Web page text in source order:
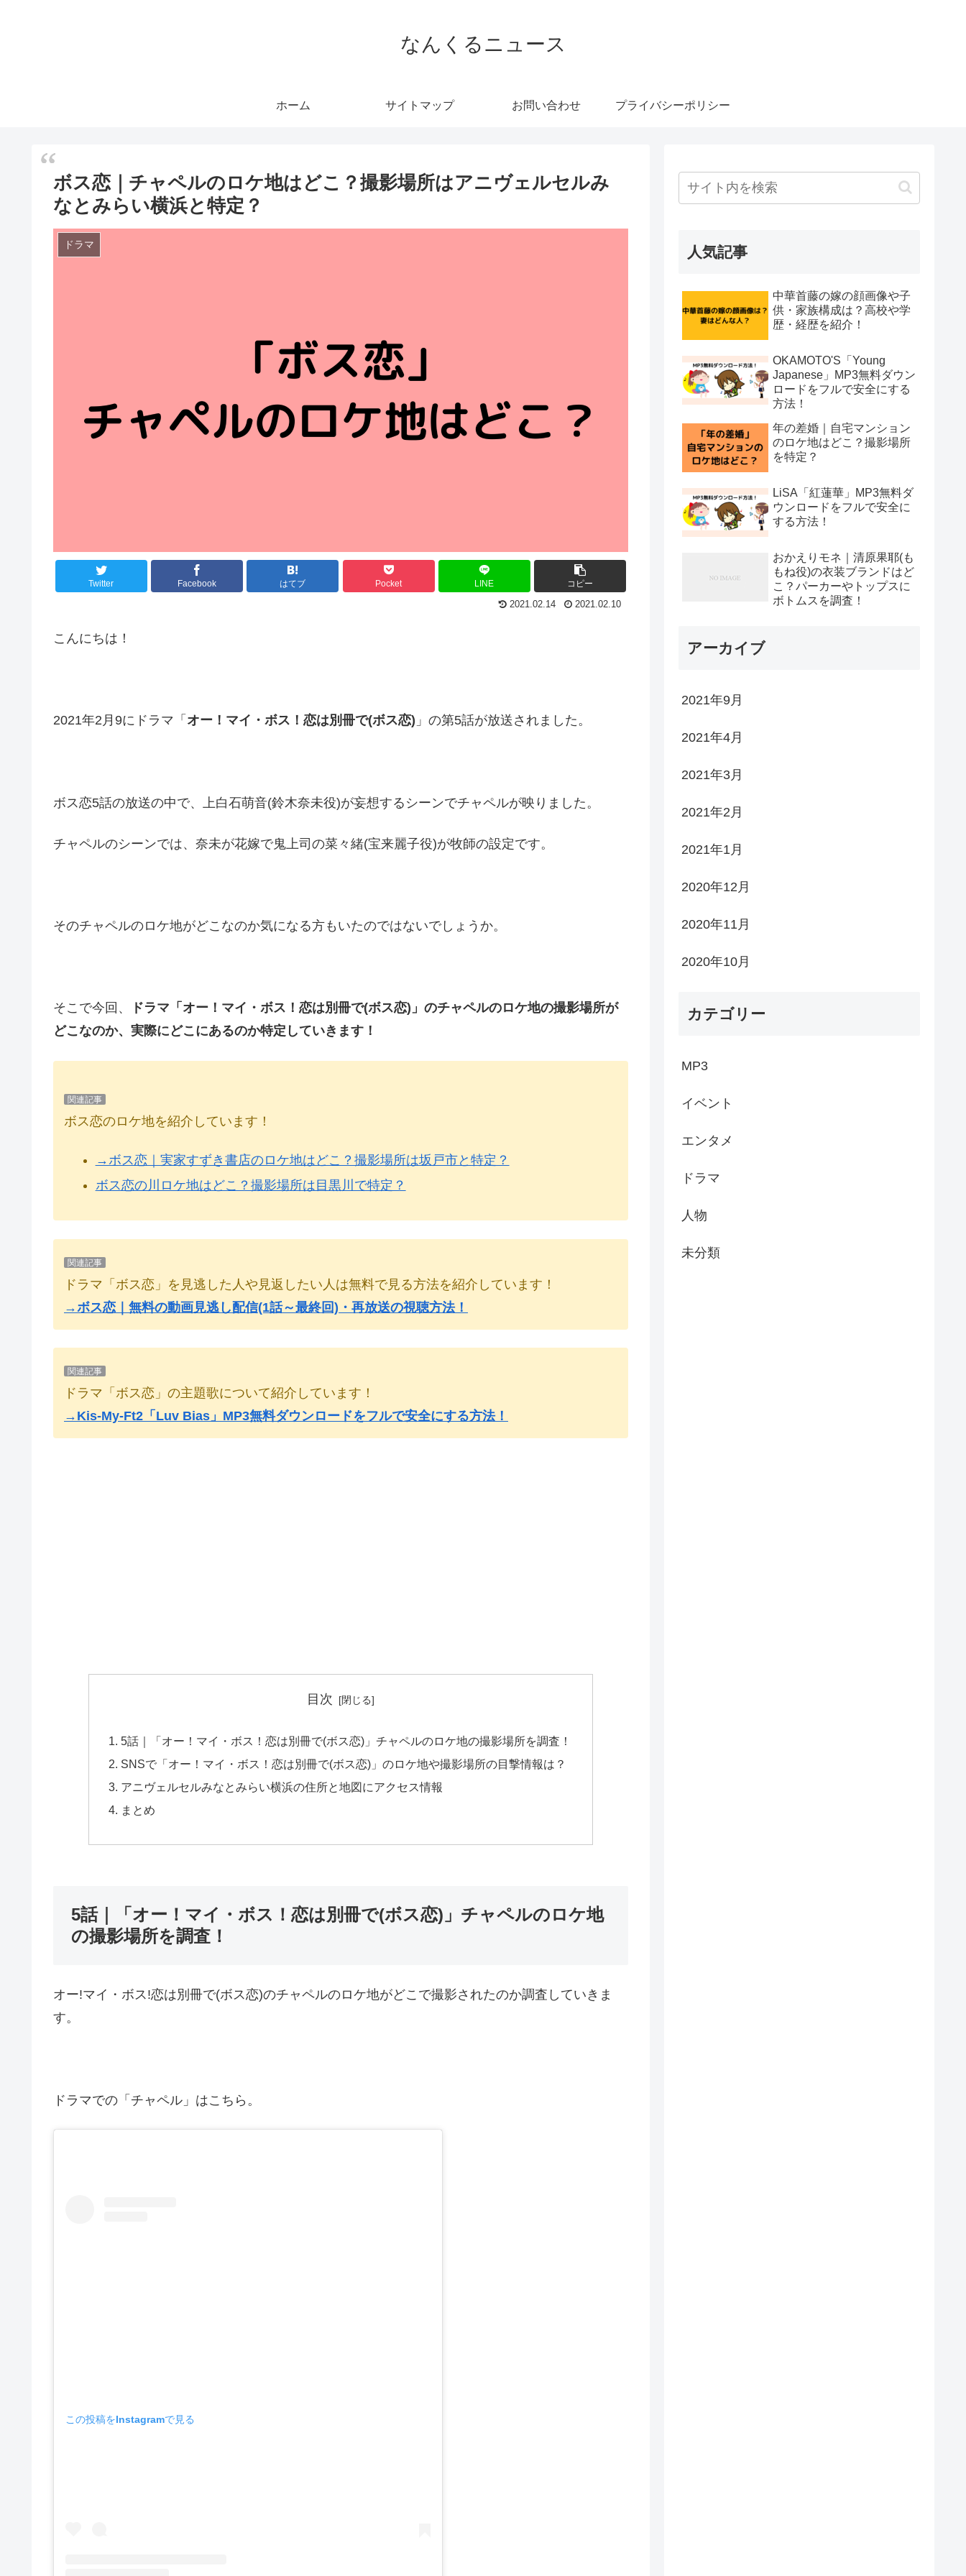
なんくるニュース
ホーム サイトマップ お問い合わせ プライバシーポリシー
ボス恋｜チャペルのロケ地はどこ？撮影場所はアニヴェルセルみ
なとみらい横浜と特定？
ドラマ
Twitter Facebook はてブ Pocket LINE コピー
2021.02.14 2021.02.10
こんにちは！
2021年2月9にドラマ「 オー！マイ・ボス！恋は別冊で(ボス恋) 」の第5話が放送されました。
ボス恋5話の放送の中で、上白石萌音(鈴木奈未役)が妄想するシーンでチャペルが映りました。
チャペルのシーンでは、奈未が花嫁で鬼上司の菜々緒(宝来麗子役)が牧師の設定です。
そのチャペルのロケ地がどこなのか気になる方もいたのではないでしょうか。
そこで今回、
ドラマ「オー！マイ・ボス！恋は別冊で(ボス恋)」のチャペルのロケ地の撮影場所が
どこなのか、実際にどこにあるのか特定していきます！
関連記事
ボス恋のロケ地を紹介しています！
→ボス恋｜実家すずき書店のロケ地はどこ？撮影場所は坂戸市と特定？
ボス恋の川ロケ地はどこ？撮影場所は目黒川で特定？
関連記事
ドラマ「ボス恋」を見逃した人や見返したい人は無料で見る方法を紹介しています！
→ボス恋｜無料の動画見逃し配信(1話～最終回)・再放送の視聴方法！
関連記事
ドラマ「ボス恋」の主題歌について紹介しています！
→Kis-My-Ft2「Luv Bias」MP3無料ダウンロードをフルで安全にする方法！
目次
5話｜「オー！マイ・ボス！恋は別冊で(ボス恋)」チャペルのロケ地の撮影場所を調査！
SNSで「オー！マイ・ボス！恋は別冊で(ボス恋)」のロケ地や撮影場所の目撃情報は？
アニヴェルセルみなとみらい横浜の住所と地図にアクセス情報
まとめ
5話｜「オー！マイ・ボス！恋は別冊で(ボス恋)」チャペルのロケ地
の撮影場所を調査！
オー!マイ・ボス!恋は別冊で(ボス恋)のチャペルのロケ地がどこで撮影されたのか調査していきま
す。
ドラマでの「チャペル」はこちら。
この投稿をInstagramで見る
人気記事
中華首藤の嫁の顔画像や子
供・家族構成は？高校や学
歴・経歴を紹介！
OKAMOTO'S「Young
Japanese」MP3無料ダウン
ロードをフルで安全にする
方法！
年の差婚｜自宅マンション
のロケ地はどこ？撮影場所
を特定？
LiSA「紅蓮華」MP3無料ダ
ウンロードをフルで安全に
する方法！
おかえりモネ｜清原果耶(も
もね役)の衣装ブランドはど
こ？パーカーやトップスに
ボトムスを調査！
アーカイブ
2021年9月
2021年4月
2021年3月
2021年2月
2021年1月
2020年12月
2020年11月
2020年10月
カテゴリー
MP3
イベント
エンタメ
ドラマ
人物
未分類